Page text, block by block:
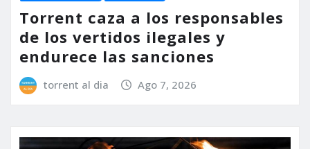
Torrent caza a los responsables
de los vertidos ilegales y
endurece las sanciones
torrent al dia Ago 7, 2026